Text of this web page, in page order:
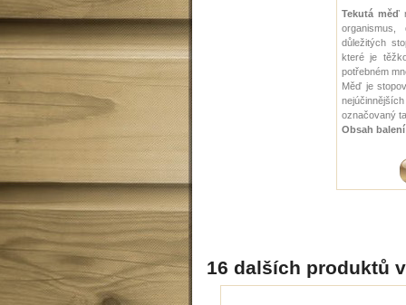
Tekutá měď
organismus,
důležitých
které je
potřebném
Měď je
označovaný
Obsah
16 dalších produktů